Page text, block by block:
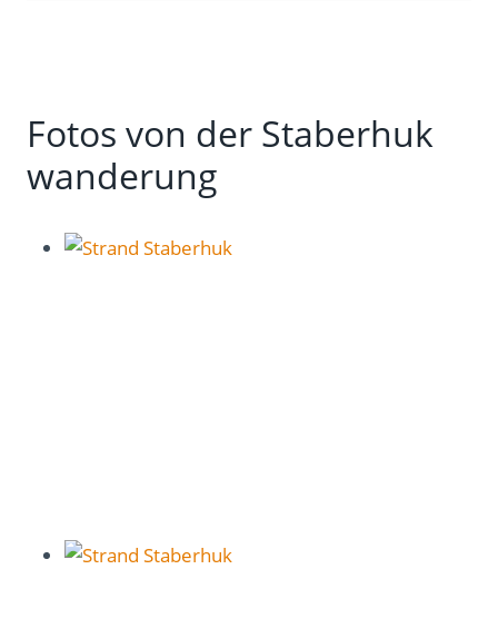
Fotos von der Staberhuk
wanderung